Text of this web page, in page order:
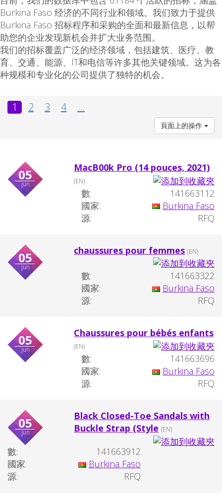
Burkina Faso 经济的不同行业和领域。我们致力于提供
Burkina Faso 招标程序和采购的全面和最新信息，以帮
助您的企业发现新机会并扩大业务范围。
我们的招标覆盖广泛的经济领域，包括建筑、医疗、教
育、交通、能源、IT和电信等许多其他关键领域。这为各
种规模和专业化的公司提供了独特的机会。
1 2 3 4 ...
頁面上的操作
05
jun
MacB00k Pro (14 pouces, 2021)
(EN)
數:
141663112
國家:
Burkina Faso
源:
RFQ
05
jun
chaussures pour femmes (EN)
數:
141663322
國家:
Burkina Faso
源:
RFQ
05
jun
Chaussures pour bébés enfants
(EN)
數:
141663696
國家:
Burkina Faso
源:
RFQ
05
jun
Black Closed-Toe Sandals with
Buckle Strap (Style (EN)
數:
141663912
國家:
Burkina Faso
源:
RFQ